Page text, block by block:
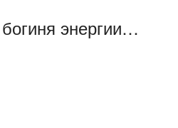
энергии…